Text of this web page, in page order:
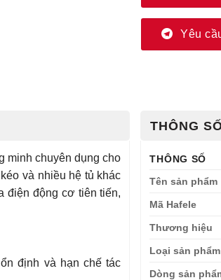
Yêu
minh chuyên dụng cho
và nhiều hệ tủ khác
điện động cơ tiên tiến,
định và hạn chế tác
THÔNG
THÔNG SỐ
Tên sản phẩm
Mã Hafele
Thương hiệu
Loại sản phẩm
Dòng sản